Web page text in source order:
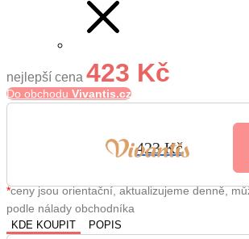
nejlepší cena 423 Kč
Do obchodu Vivantis.cz
423 Kč
*ceny jsou orientační, aktualizujeme denně,
podle nálady obchodníka
KDE KOUPIT POPIS